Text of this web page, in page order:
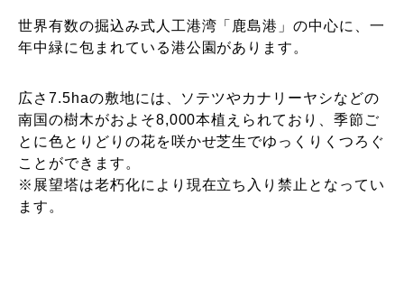
世界有数の掘込み式人工港湾「鹿島港」の中心に、一
年中緑に包まれている港公園があります。
広さ7.5haの敷地には、ソテツやカナリーヤシなどの
南国の樹木がおよそ8,000本植えられており、季節ご
とに色とりどりの花を咲かせ芝生でゆっくりくつろぐ
ことができます。
※展望塔は老朽化により現在立ち入り禁止となってい
ます。